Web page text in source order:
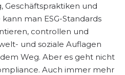
Geschäftspraktiken und
man ESG-Standards
controllen und
und soziale Auflagen
Weg. Aber es geht nicht
Auch immer mehr